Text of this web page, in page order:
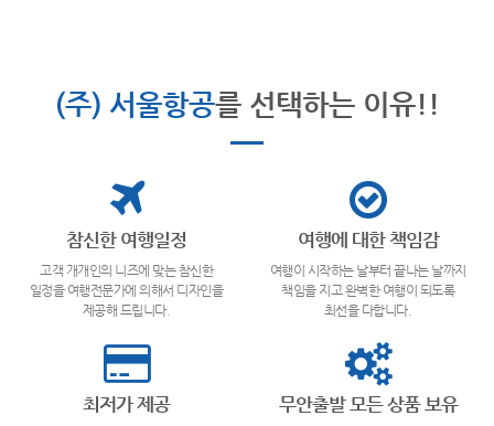
(주) 서울항공를 선택하는 이유!!
참신한 여행일정
고객 개개인의 니즈에 맞는 참신한
일정을 여행전문가에 의해서 디자인을
제공해 드립니다.
여행에 대한 책임감
여행이 시작하는 날부터 끝나는 날까지
책임을 지고 완벽한 여행이 되도록
최선을 다합니다.
최저가 제공 무안출발 모든 상품 보유